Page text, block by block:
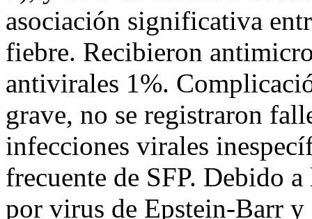
asociación significativa
fiebre. Recibieron
antivirales 1%.
grave, no se registraron
infecciones virales
frecuente de SFP. Debido
por virus de Epstein-Barr y